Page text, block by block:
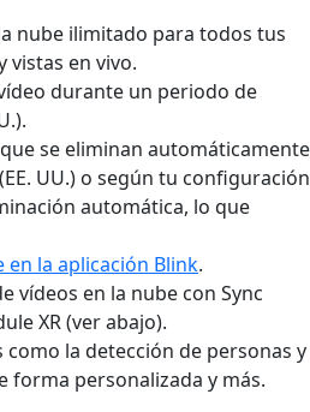
nube ilimitado para todos tus
vistas en vivo.
durante un periodo de
se eliminan automáticamente
UU.) o según tu configuración
automática, lo que
en la aplicación Blink.
vídeos en la nube con Sync
XR (ver abajo).
como la detección de personas y
forma personalizada y más.